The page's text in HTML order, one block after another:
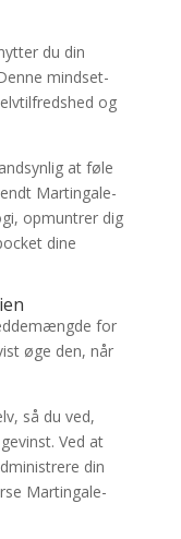
du din
mindset-
og
at føle
Martingale-
opmuntrer dig
dine
for
øge den, når
så du ved,
Ved at
din
Martingale-